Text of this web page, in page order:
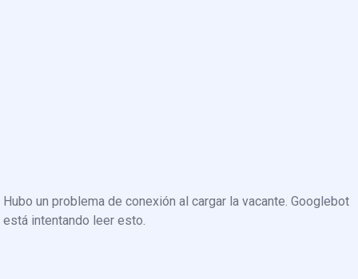
Hubo un problema de conexión al cargar la vacante. Googlebot
está intentando leer esto.